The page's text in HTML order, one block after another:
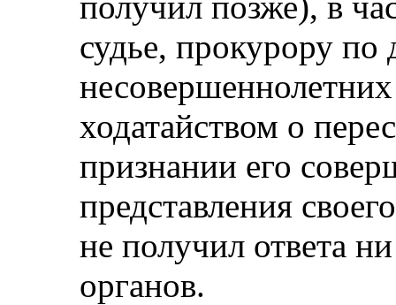
судье, прокурору по
ходатайством о
признании его
представления
не получил ответа
органов.